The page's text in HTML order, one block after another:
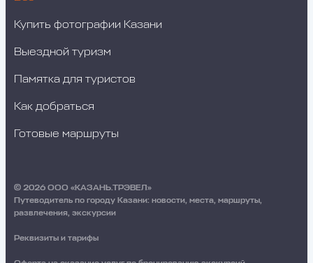
Купить фотографии Казани
Выездной туризм
Памятка для туристов
Как добраться
Готовые маршруты
© 2026 ООО «КАЗАНЬ.ТРЭВЕЛ»
Путеводитель по городу Казани: новости, места, маршруты,
развлечения, экскурсии
Реквизиты и тарифы